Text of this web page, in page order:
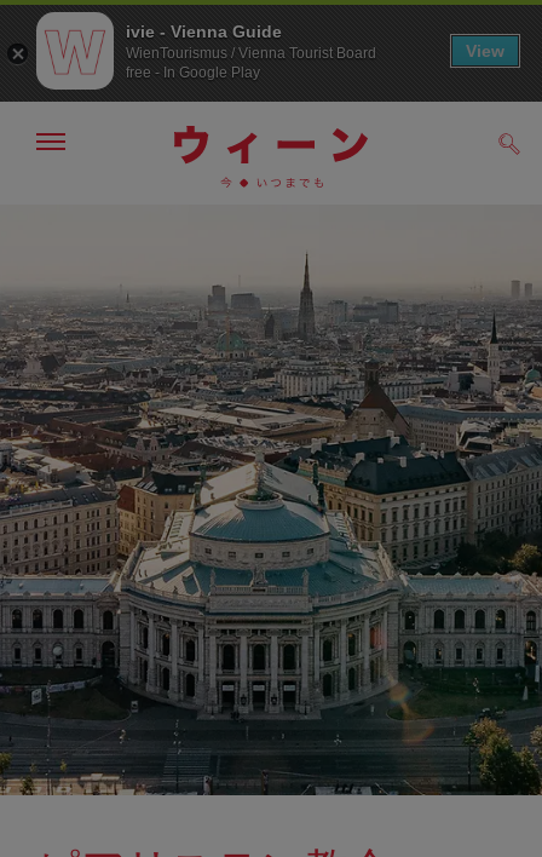
へ
ジ
の
ト
ッ
プ
へ
メ
非
表
示
ivie - Vienna Guide
WienTourismus / Vienna Tourist Board
free - In Google Play
View